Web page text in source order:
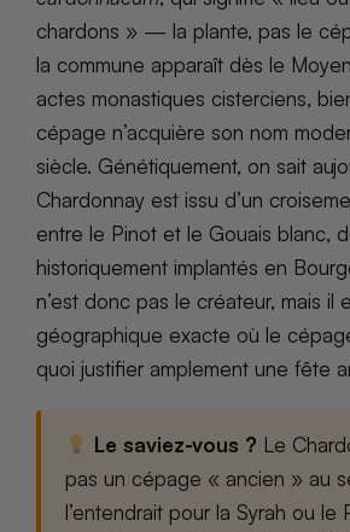
chardons » — la plante, pas le
la commune apparaît dès le
actes monastiques cisterciens,
cépage n’acquière son nom
siècle. Génétiquement, on sait
Chardonnay est issu d’un
entre le Pinot et le Gouais blanc,
historiquement implantés en
n’est donc pas le créateur, mais il
géographique exacte où le
quoi justifier amplement une fête
Le saviez-vous ? Le
pas un cépage « ancien » au
l’entendrait pour la Syrah ou le